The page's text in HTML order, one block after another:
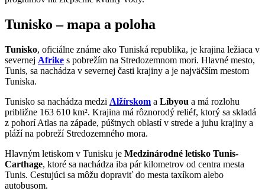
Tunisko – mapa a poloha
Tunisko, oficiálne známe ako Tuniská republika, je krajina ležiaca v
severnej Afrike s pobrežím na Stredozemnom mori. Hlavné mesto,
Tunis, sa nachádza v severnej časti krajiny a je najväčším mestom
Tuniska.
Tunisko sa nachádza medzi Alžírskom a Líbyou a má rozlohu
približne 163 610 km². Krajina má rôznorodý reliéf, ktorý sa skladá
z pohorí Atlas na západe, púštnych oblastí v strede a juhu krajiny a
pláží na pobreží Stredozemného mora.
Hlavným letiskom v Tunisku je Medzinárodné letisko Tunis-
Carthage, ktoré sa nachádza iba pár kilometrov od centra mesta
Tunis. Cestujúci sa môžu dopraviť do mesta taxíkom alebo
autobusom.